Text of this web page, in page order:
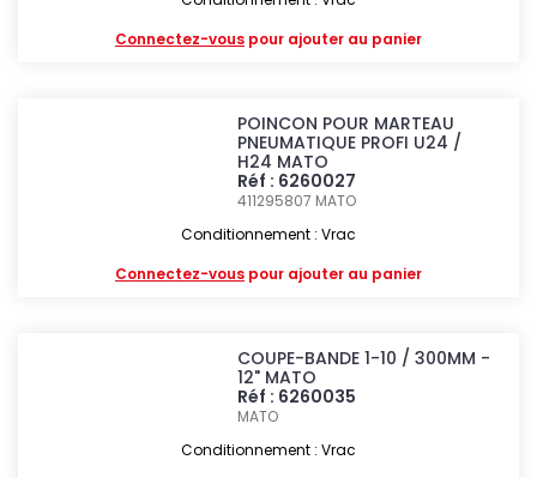
Connectez-vous pour ajouter au panier
POINCON POUR MARTEAU
PNEUMATIQUE PROFI U24 /
H24 MATO
Réf : 6260027
411295807 MATO
Conditionnement : Vrac
Connectez-vous pour ajouter au panier
COUPE-BANDE 1-10 / 300MM -
12" MATO
Réf : 6260035
MATO
Conditionnement : Vrac